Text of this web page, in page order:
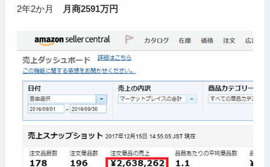
2年2か月
月商2591万円